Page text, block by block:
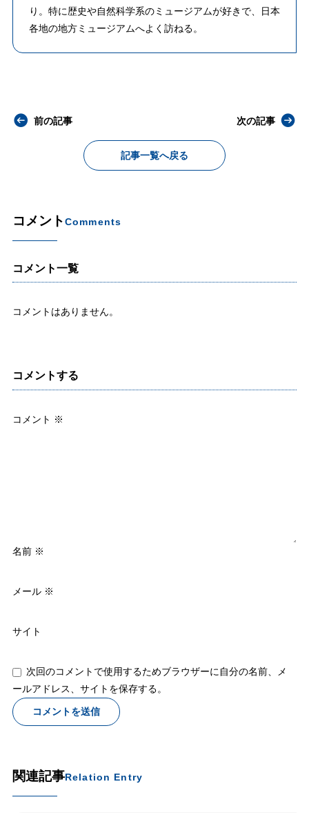
り。特に歴史や自然科学系のミュージアムが好きで、日本
各地の地方ミュージアムへよく訪ねる。
前の記事
記事一覧へ戻る
次の記事
コメントComments
コメント一覧
コメントはありません。
コメントする
コメント ※
名前 ※
メール ※
サイト
次回のコメントで使用するためブラウザーに自分の名前、メ
ールアドレス、サイトを保存する。
関連記事Relation Entry